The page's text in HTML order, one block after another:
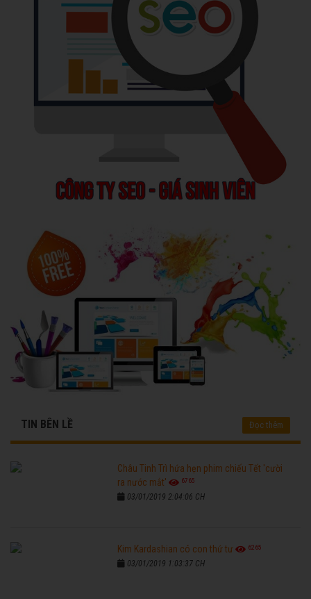
TIN BÊN LỀ Đọc thêm
Châu Tinh Trì hứa hẹn phim chiếu Tết 'cười
ra nước mắt'
6765
03/01/2019 2:04:06 CH
Kim Kardashian có con thứ tư 6265
03/01/2019 1:03:37 CH